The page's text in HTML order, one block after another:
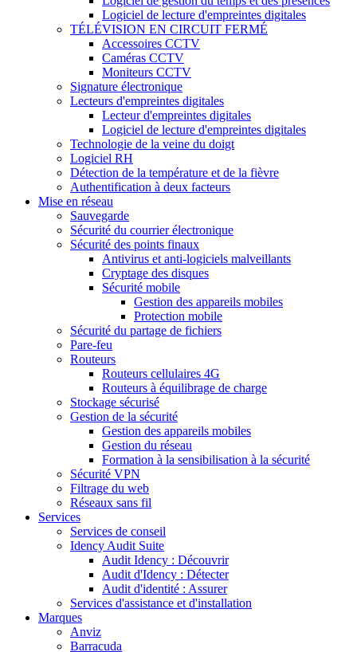
Logiciel de lecture d'empreintes digitales
TÉLÉVISION EN CIRCUIT FERMÉ
Accessoires CCTV
Caméras CCTV
Moniteurs CCTV
Signature électronique
Lecteurs d'empreintes digitales
Lecteur d'empreintes digitales
Logiciel de lecture d'empreintes digitales
Technologie de la veine du doigt
Logiciel RH
Détection de la température et de la fièvre
Authentification à deux facteurs
Mise en réseau
Sauvegarde
Sécurité du courrier électronique
Sécurité des points finaux
Antivirus et anti-logiciels malveillants
Cryptage des disques
Sécurité mobile
Gestion des appareils mobiles
Protection mobile
Sécurité du partage de fichiers
Pare-feu
Routeurs
Routeurs cellulaires 4G
Routeurs à équilibrage de charge
Stockage sécurisé
Gestion de la sécurité
Gestion des appareils mobiles
Gestion du réseau
Formation à la sensibilisation à la sécurité
Sécurité VPN
Filtrage du web
Réseaux sans fil
Services
Services de conseil
Idency Audit Suite
Audit Idency : Découvrir
Audit d'Idency : Détecter
Audit d'identité : Assurer
Services d'assistance et d'installation
Marques
Anviz
Barracuda